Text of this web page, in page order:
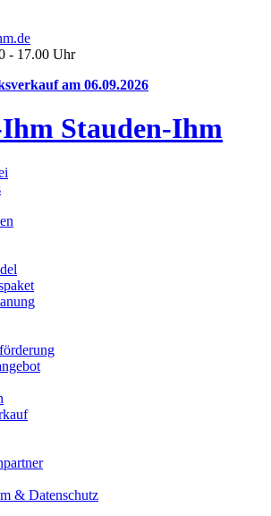
- 17.00 Uhr
am 06.09.2026
Stauden-Ihm
& Datenschutz